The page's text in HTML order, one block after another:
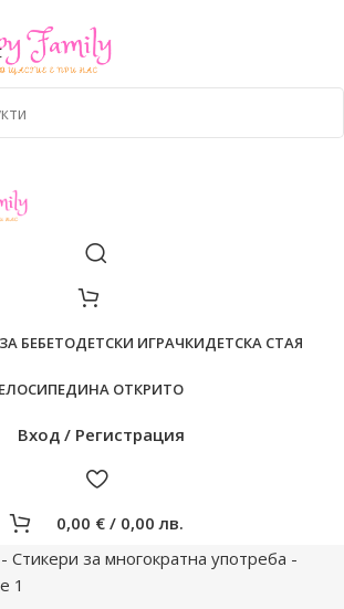
ЗА БЕБЕТОДЕТСКИ ИГРАЧКИДЕТСКА СТАЯ
НА ОТКРИТО
Вход / Регистрация
0,00 € / 0,00 лв.